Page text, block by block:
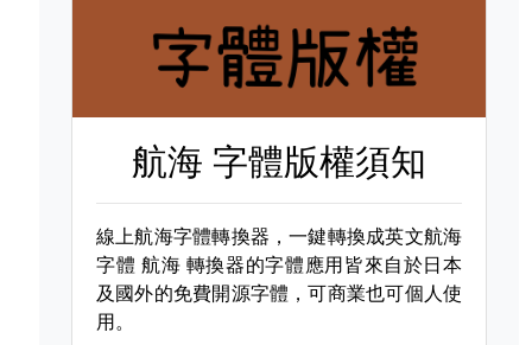
航海 字體版權須知
線上航海字體轉換器，一鍵轉換成英文航海
字體 航海 轉換器的字體應用皆來自於日本
及國外的免費開源字體，可商業也可個人使
用。